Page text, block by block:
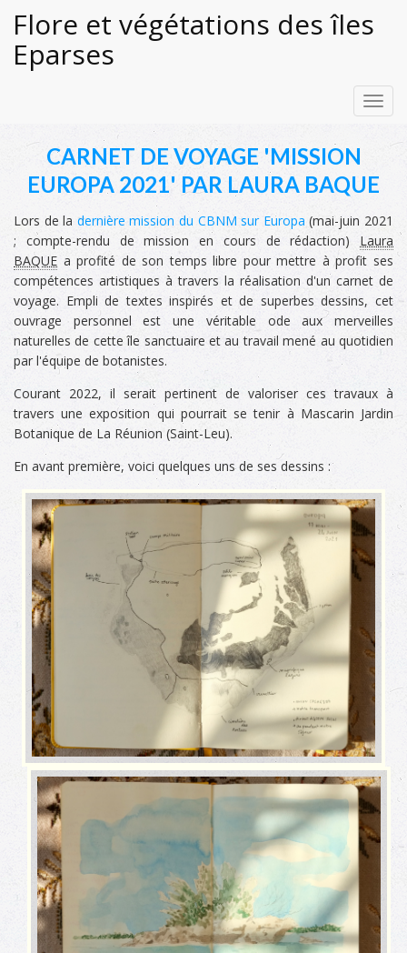
Flore et végétations des îles
Eparses
CARNET DE VOYAGE 'MISSION
EUROPA 2021' PAR LAURA BAQUE
Lors de la dernière mission du CBNM sur Europa (mai-juin 2021
; compte-rendu de mission en cours de rédaction) Laura
BAQUE a profité de son temps libre pour mettre à profit ses
compétences artistiques à travers la réalisation d'un carnet de
voyage. Empli de textes inspirés et de superbes dessins, cet
ouvrage personnel est une véritable ode aux merveilles
naturelles de cette île sanctuaire et au travail mené au quotidien
par l'équipe de botanistes.
Courant 2022, il serait pertinent de valoriser ces travaux à
travers une exposition qui pourrait se tenir à Mascarin Jardin
Botanique de La Réunion (Saint-Leu).
En avant première, voici quelques uns de ses dessins :